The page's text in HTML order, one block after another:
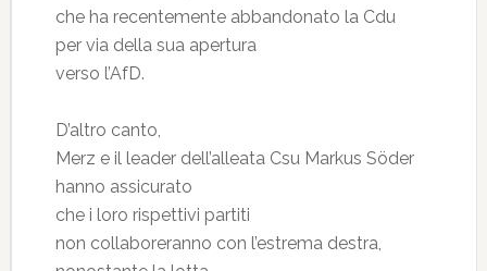
che ha recentemente abbandonato la Cdu
per via della sua apertura
verso l’AfD.
D’altro canto,
Merz e il leader dell’alleata Csu Markus Söder
hanno assicurato
che i loro rispettivi partiti
non collaboreranno con l’estrema destra,